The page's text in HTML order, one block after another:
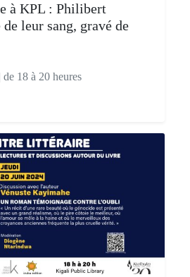
à KPL : Philibert
leur sang, gravé de
18 à 20 heures